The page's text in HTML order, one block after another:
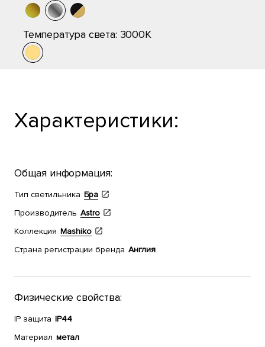
Температура света: 3000K
Характеристики:
Общая информация:
Тип светильника Бра
Производитель Astro
Коллекция Mashiko
Страна регистрации бренда Англия
Физические свойства:
IP защита IP44
Материал метал